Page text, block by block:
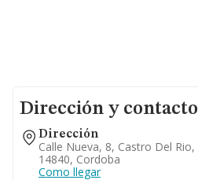
Dirección y contacto
Dirección
Calle Nueva, 8, Castro Del Rio,
14840, Cordoba
Como llegar